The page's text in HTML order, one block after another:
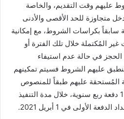
علیهم وقت التقديم، والخاصة
متجاوزة للحد الأقصى والأدنى
سابقاً بكراسات الشروط، مع إمكانية
غير المُكتملة خلال تلك الفترة أو
الحجز في حالة عدم استيفاء
عليهم الشروط فسيتم تمكينهم
المُستحقة عليهم طبقاً للمنصوص
عليه بكراسة الشروط بواقع 12 دفعة ربع سنوية، خلال مدة التنفيذ